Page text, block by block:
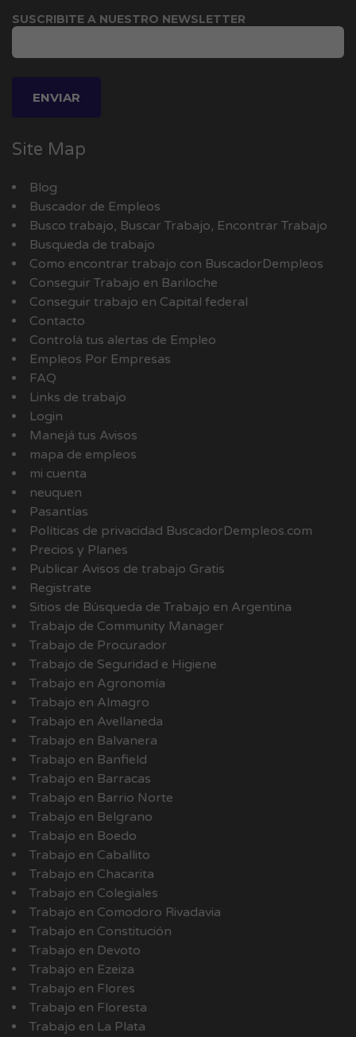
SUSCRIBITE A NUESTRO NEWSLETTER
Site Map
Blog
Buscador de Empleos
Busco trabajo, Buscar Trabajo, Encontrar Trabajo
Busqueda de trabajo
Como encontrar trabajo con BuscadorDempleos
Conseguir Trabajo en Bariloche
Conseguir trabajo en Capital federal
Contacto
Controlá tus alertas de Empleo
Empleos Por Empresas
FAQ
Links de trabajo
Login
Manejá tus Avisos
mapa de empleos
mi cuenta
neuquen
Pasantías
Políticas de privacidad BuscadorDempleos.com
Precios y Planes
Publicar Avisos de trabajo Gratis
Registrate
Sitios de Búsqueda de Trabajo en Argentina
Trabajo de Community Manager
Trabajo de Procurador
Trabajo de Seguridad e Higiene
Trabajo en Agronomía
Trabajo en Almagro
Trabajo en Avellaneda
Trabajo en Balvanera
Trabajo en Banfield
Trabajo en Barracas
Trabajo en Barrio Norte
Trabajo en Belgrano
Trabajo en Boedo
Trabajo en Caballito
Trabajo en Chacarita
Trabajo en Colegiales
Trabajo en Comodoro Rivadavia
Trabajo en Constitución
Trabajo en Devoto
Trabajo en Ezeiza
Trabajo en Flores
Trabajo en Floresta
Trabajo en La Plata